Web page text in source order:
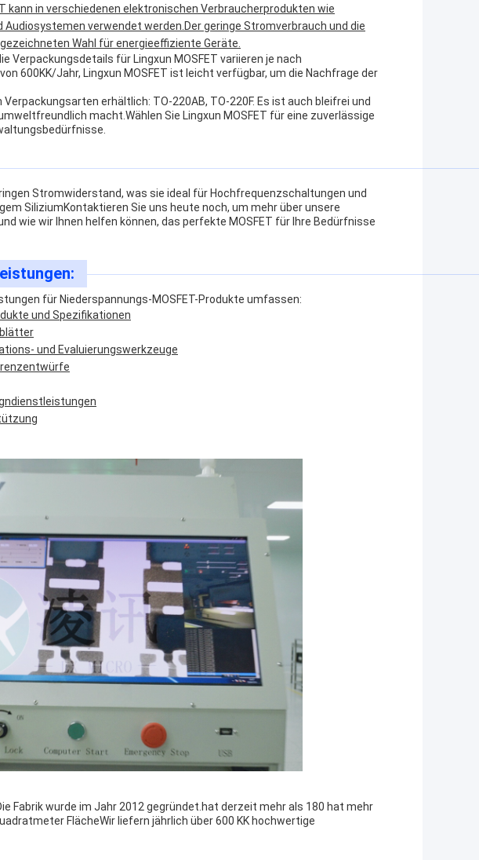
kann in verschiedenen elektronischen Verbraucherprodukten wie
verwendet werden.Der geringe Stromverbrauch und die
Wahl für energieeffiziente Geräte.
Verpackungsdetails für Lingxun MOSFET variieren je nach
600KK/Jahr, Lingxun MOSFET ist leicht verfügbar, um die Nachfrage der
Verpackungsarten erhältlich: TO-220AB, TO-220F. Es ist auch bleifrei und
macht.Wählen Sie Lingxun MOSFET für eine zuverlässige
Stromwiderstand, was sie ideal für Hochfrequenzschaltungen und
SiliziumKontaktieren Sie uns heute noch, um mehr über unsere
wie wir Ihnen helfen können, das perfekte MOSFET für Ihre Bedürfnisse
für Niederspannungs-MOSFET-Produkte umfassen:
und Spezifikationen
und Evaluierungswerkzeuge
Fabrik wurde im Jahr 2012 gegründet.hat derzeit mehr als 180 hat mehr
FlächeWir liefern jährlich über 600 KK hochwertige